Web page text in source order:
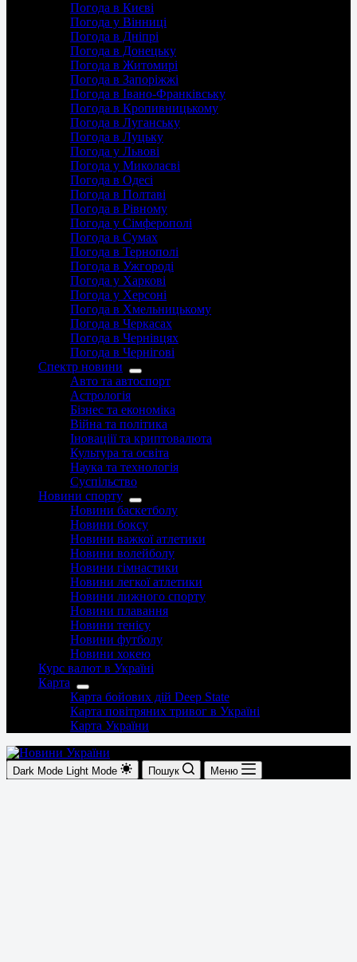
Погода в Києві
Погода у Вінниці
Погода в Дніпрі
Погода в Донецьку
Погода в Житомирі
Погода в Запоріжжі
Погода в Івано-Франківську
Погода в Кропивницькому
Погода в Луганську
Погода в Луцьку
Погода у Львові
Погода у Миколаєві
Погода в Одесі
Погода в Полтаві
Погода в Рівному
Погода у Сімферополі
Погода в Сумах
Погода в Тернополі
Погода в Ужгороді
Погода у Харкові
Погода у Херсоні
Погода в Хмельницькому
Погода в Черкасах
Погода в Чернівцях
Погода в Чернігові
Спектр новини
Авто та автоспорт
Астрологія
Бізнес та економіка
Війна та політика
Іноваціії та криптовалюта
Культура та освіта
Наука та технологія
Суспільство
Новини спорту
Новини баскетболу
Новини боксу
Новини важкої атлетики
Новини волейболу
Новини гімнастики
Новини легкої атлетики
Новини лижного спорту
Новини плавання
Новини тенісу
Новини футболу
Новини хокею
Курс валют в Україні
Карта
Карта бойових дій Deep State
Карта повітряних тривог в Україні
Карта України
Dark Mode Light Mode Пошук Меню